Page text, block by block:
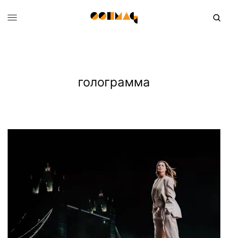
голограмма